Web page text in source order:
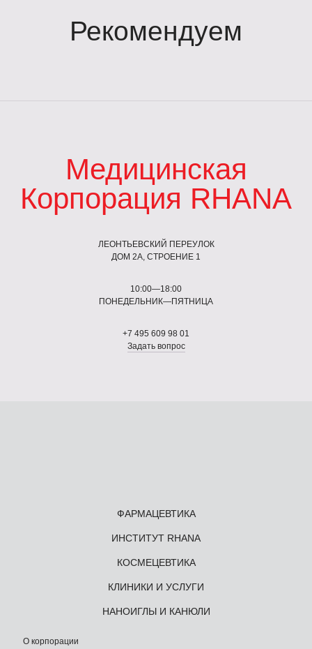
Рекомендуем
Медицинская
Корпорация RHANA
ЛЕОНТЬЕВСКИЙ ПЕРЕУЛОК
ДОМ 2А, СТРОЕНИЕ 1
10:00—18:00
ПОНЕДЕЛЬНИК—ПЯТНИЦА
+7 495 609 98 01
Задать вопрос
ФАРМАЦЕВТИКА
ИНСТИТУТ RHANA
КОСМЕЦЕВТИКА
КЛИНИКИ И УСЛУГИ
НАНОИГЛЫ И КАНЮЛИ
О корпорации